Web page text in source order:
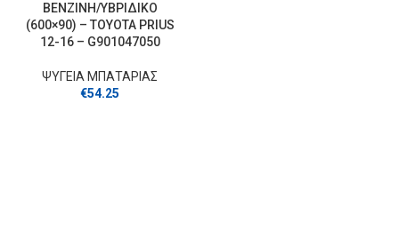
ΒΕΝΖΙΝΗ/ΥΒΡΙΔΙΚΟ
(600×90) – TOYOTA PRIUS
12-16 – G901047050
ΨΥΓΕΙΑ ΜΠΑΤΑΡΙΑΣ
€54.25